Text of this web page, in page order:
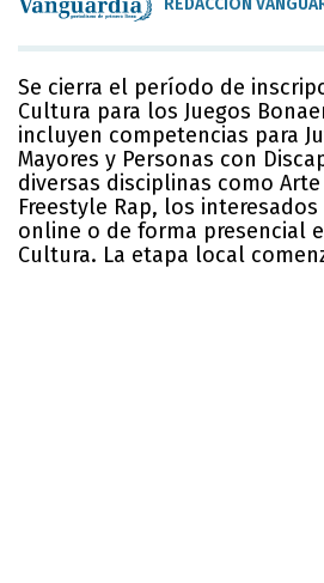
REDACCIÓN
Se cierra el período de
Cultura para los Juegos
incluyen competencias para
Mayores y Personas con
diversas disciplinas como Arte
Freestyle Rap, los
online o de forma presencial
Cultura. La etapa local